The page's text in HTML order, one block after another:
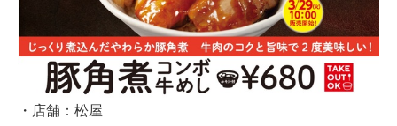
・店舗：松屋